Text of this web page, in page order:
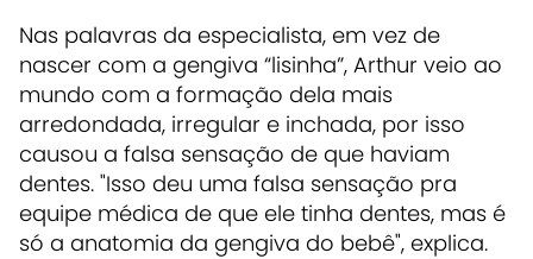
Nas palavras da especialista, em vez de
nascer com a gengiva “lisinha”, Arthur veio ao
mundo com a formação dela mais
arredondada, irregular e inchada, por isso
causou a falsa sensação de que haviam
dentes. "Isso deu uma falsa sensação pra
equipe médica de que ele tinha dentes, mas é
só a anatomia da gengiva do bebê", explica.